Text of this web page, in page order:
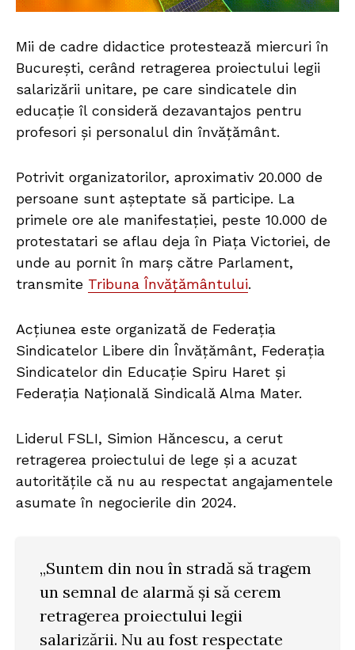
Mii de cadre didactice protestează miercuri în
București, cerând retragerea proiectului legii
salarizării unitare, pe care sindicatele din
educație îl consideră dezavantajos pentru
profesori și personalul din învățământ.
Potrivit organizatorilor, aproximativ 20.000 de
persoane sunt așteptate să participe. La
primele ore ale manifestației, peste 10.000 de
protestatari se aflau deja în Piața Victoriei, de
unde au pornit în marș către Parlament,
transmite Tribuna Învățământului.
Acțiunea este organizată de Federația
Sindicatelor Libere din Învățământ, Federația
Sindicatelor din Educație Spiru Haret și
Federația Națională Sindicală Alma Mater.
Liderul FSLI, Simion Hăncescu, a cerut
retragerea proiectului de lege și a acuzat
autoritățile că nu au respectat angajamentele
asumate în negocierile din 2024.
„Suntem din nou în stradă să tragem
un semnal de alarmă și să cerem
retragerea proiectului legii
salarizării. Nu au fost respectate